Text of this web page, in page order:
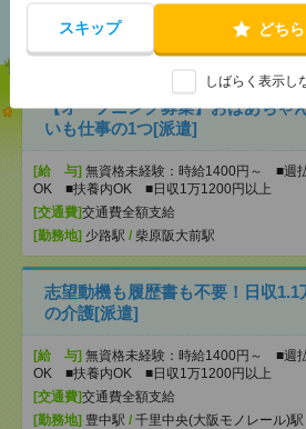
スキップ どち
しばらく表示し
おすすめ
【オープニング募集】おばあちゃ
いも仕事の1つ[派遣]
[給 与] 無資格未経験：時給1400円～ ■週
OK ■扶養内OK ■日収1万1200円以上
[交通費]交通費全額支給
[勤務地] 少路駅 / 柴原阪大前駅
志望動機も履歴書も不要！日収
の介護[派遣]
[給 与] 無資格未経験：時給1400円～ ■週
OK ■扶養内OK ■日収1万1200円以上
[交通費]交通費全額支給
[勤務地] 豊中駅 / 千里中央(大阪モノレール)駅